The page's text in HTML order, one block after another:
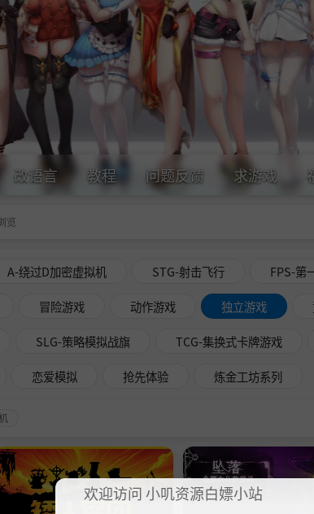
改语言 教程 问题反馈 求游戏
览
A-绕过D加密虚拟机 STG-射击飞行 FPS-第
冒险游戏 动作游戏 独立游戏
SLG-策略模拟战旗 TCG-集换式卡牌游戏
恋爱模拟 抢先体验 炼金工坊系列
欢迎访问 小叽资源白嫖小站